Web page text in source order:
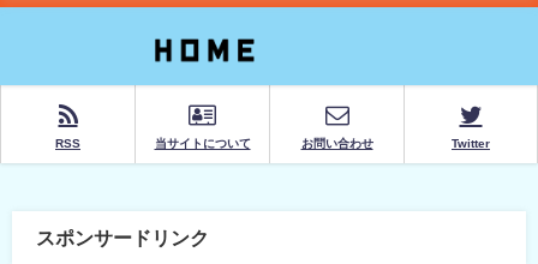
RSS 当サイトについて お問い合わせ Twitter
スポンサードリンク